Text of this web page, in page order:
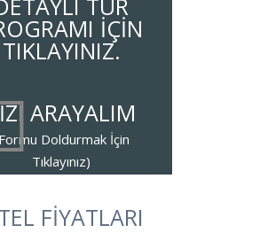
İÇİN
TIKLAYINIZ.
ARAYALIM
FİYATLARI